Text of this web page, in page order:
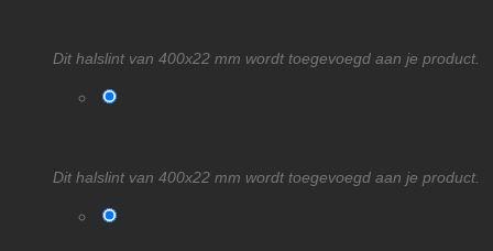
Dit halslint van 400x22 mm wordt toegevoegd aan je product.
Dit halslint van 400x22 mm wordt toegevoegd aan je product.